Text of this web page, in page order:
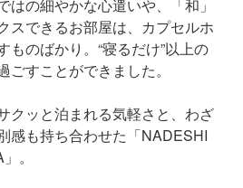
はの細やかな心遣いや、「和」
スできるお部屋は、カプセルホ
ものばかり。“寝るだけ”以上の
ごすことができました。
クッと泊まれる気軽さと、わざ
感も持ち合わせた「NADESHI
。